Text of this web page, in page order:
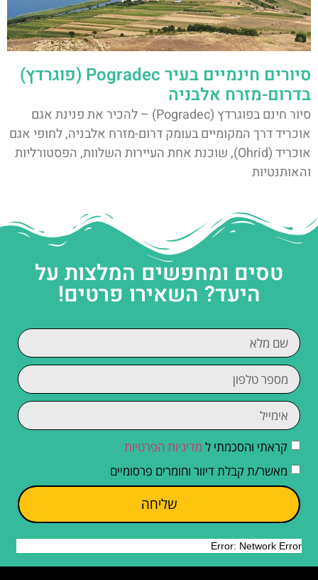
סיורים חינמיים בעיר Pogradec (פוגרדץ)
בדרום-מזרח אלבניה
סיור חינם בפוגרדץ (Pogradec) – להכיר את פנינת אגם
אוכריד דרך המקומיים בעומק דרום-מזרח אלבניה, לחופי אגם
אוכריד (Ohrid), שוכנת אחת העיירות השלוות, הפסטורליות
והאותנטיות
טסים ומחפשים המלצות על
היעד? השאירו פרטים!
קראתי והסכמתי ל מדיניות הפרטיות
מאשר/ת קבלת דיוור וחומרים פרסומיים
שליחה